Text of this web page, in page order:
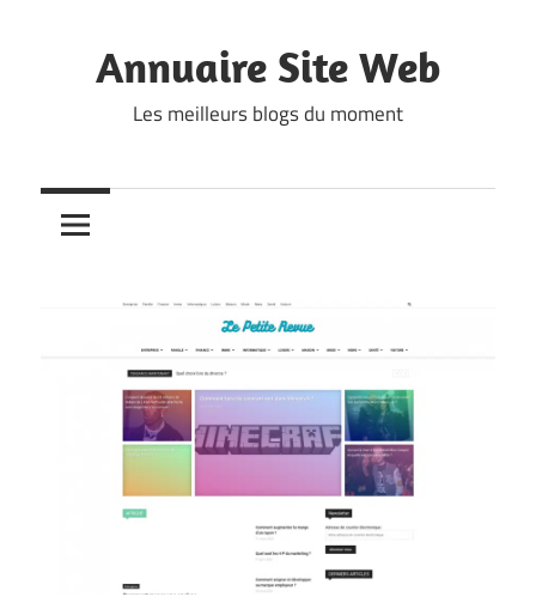
contentAnnuaire Site Web
Les meilleurs blogs du moment